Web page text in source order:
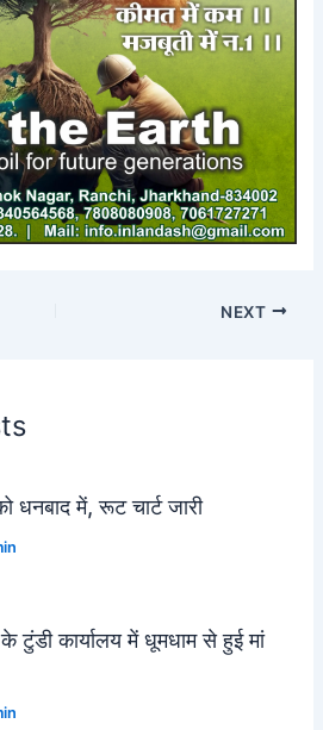
NEXT
धनबाद में, रूट चार्ट जारी
टुंडी कार्यालय में धूमधाम से हुई मां